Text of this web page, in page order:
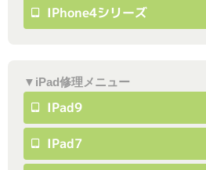
IPhone4シリーズ
▼iPad修理メニュー
IPad9
IPad7